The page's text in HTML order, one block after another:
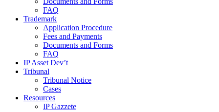
FAQ
Trademark
Application Procedure
Fees and Payments
Documents and Forms
FAQ
IP Asset Dev’t
Tribunal
Tribunal Notice
Cases
Resources
IP Gazzete